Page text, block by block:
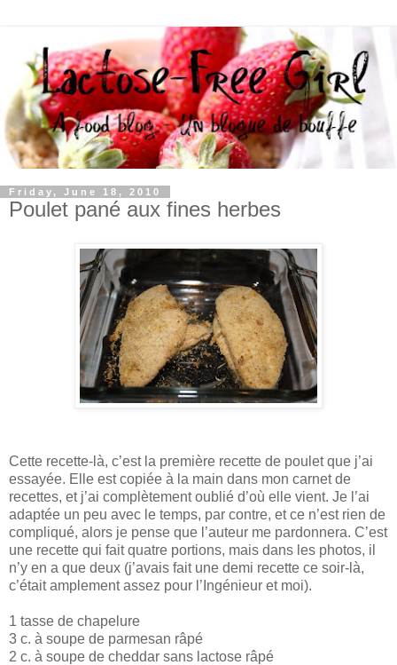
Friday, June 18, 2010
Poulet pané aux fines herbes
Cette recette-là, c’est la première recette de poulet que j’ai
essayée. Elle est copiée à la main dans mon carnet de
recettes, et j’ai complètement oublié d’où elle vient. Je l’ai
adaptée un peu avec le temps, par contre, et ce n’est rien de
compliqué, alors je pense que l’auteur me pardonnera. C’est
une recette qui fait quatre portions, mais dans les photos, il
n’y en a que deux (j’avais fait une demi recette ce soir-là,
c’était amplement assez pour l’Ingénieur et moi).
1 tasse de chapelure
3 c. à soupe de parmesan râpé
2 c. à soupe de cheddar sans lactose râpé